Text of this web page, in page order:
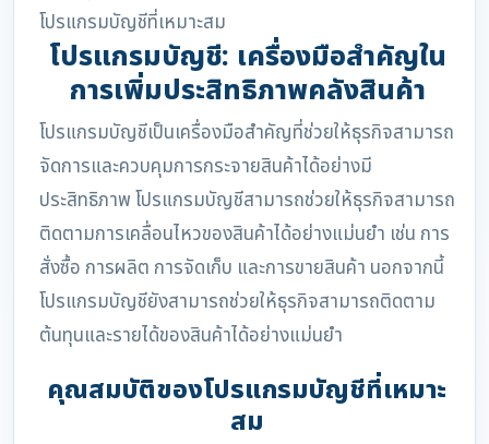
โปรแกรมบัญชีที่เหมาะสม
โปรแกรมบัญชี: เครื่องมือสำคัญใน
การเพิ่มประสิทธิภาพคลังสินค้า
โปรแกรมบัญชีเป็นเครื่องมือสำคัญที่ช่วยให้ธุรกิจสามารถ
จัดการและควบคุมการกระจายสินค้าได้อย่างมี
ประสิทธิภาพ โปรแกรมบัญชีสามารถช่วยให้ธุรกิจสามารถ
ติดตามการเคลื่อนไหวของสินค้าได้อย่างแม่นยำ เช่น การ
สั่งซื้อ การผลิต การจัดเก็บ และการขายสินค้า นอกจากนี้
โปรแกรมบัญชียังสามารถช่วยให้ธุรกิจสามารถติดตาม
ต้นทุนและรายได้ของสินค้าได้อย่างแม่นยำ
คุณสมบัติของโปรแกรมบัญชีที่เหมาะ
สม